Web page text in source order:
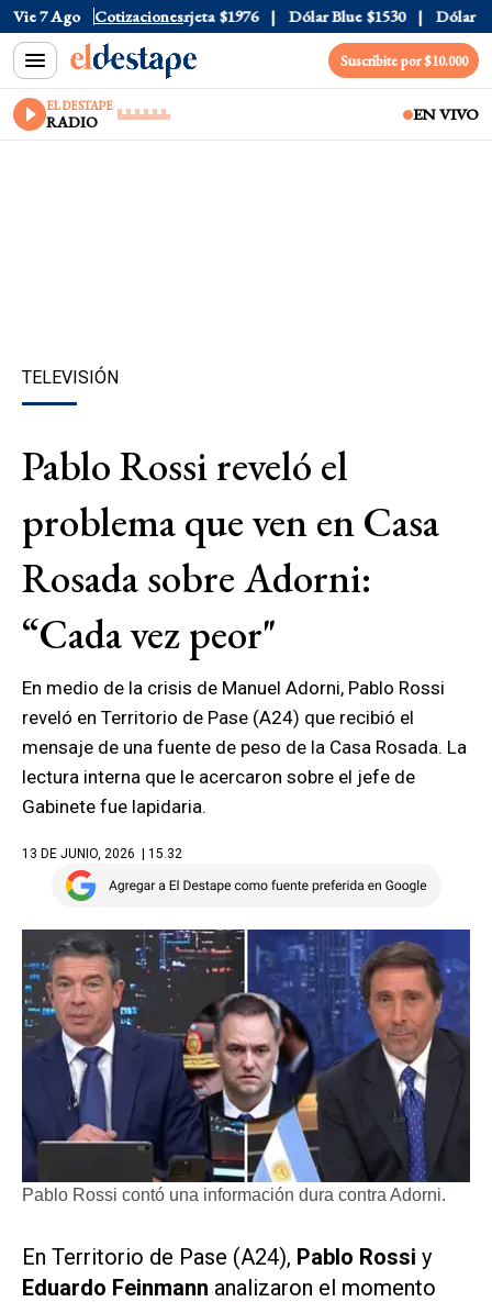
Vie 7 Ago Cotizaciones
$1520 Dólar Tarjeta $1976 Dólar Blue $1530 Dólar CCL
Suscribite por $10.000
EL DESTAPE
RADIO EN VIVO
TELEVISIÓN
Pablo Rossi reveló el
problema que ven en Casa
Rosada sobre Adorni:
“Cada vez peor"
En medio de la crisis de Manuel Adorni, Pablo Rossi
reveló en Territorio de Pase (A24) que recibió el
mensaje de una fuente de peso de la Casa Rosada. La
lectura interna que le acercaron sobre el jefe de
Gabinete fue lapidaria.
13 DE JUNIO, 2026 | 15.32
Pablo Rossi contó una información dura contra Adorni.
En Territorio de Pase (A24), Pablo Rossi y
Eduardo Feinmann analizaron el momento